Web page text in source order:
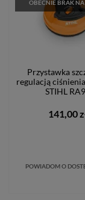
OBECNIE BRAK NA
Przystawka
regulacją
STIHL
141,00
POWIADOM O